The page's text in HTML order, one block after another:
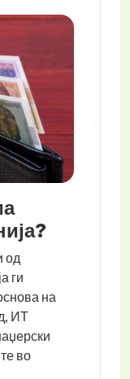
од
ги
на
ИТ
во